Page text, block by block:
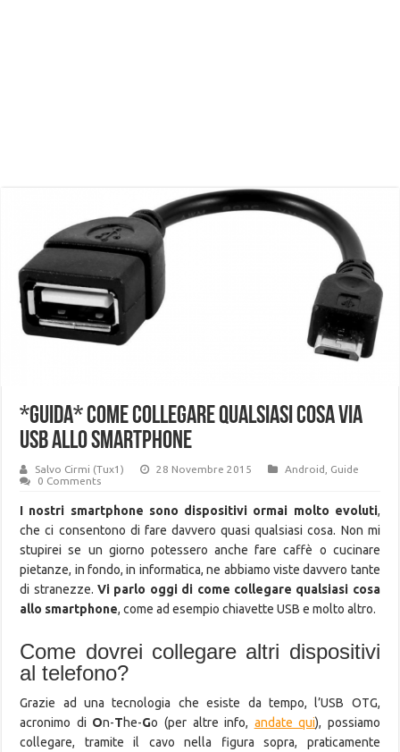
*GUIDA* Come collegare qualsiasi cosa via
USB allo smartphone
Salvo Cirmi (Tux1) 28 Novembre 2015 Android
Guide
0 Comments
I nostri smartphone sono dispositivi ormai molto evoluti,
che ci consentono di fare davvero quasi qualsiasi cosa. Non mi
stupirei se un giorno potessero anche fare caffè o cucinare
pietanze, in fondo, in informatica, ne abbiamo viste davvero tante
di stranezze.Vi parlo oggi di come collegare qualsiasi cosa
allo smartphone, come ad esempio chiavette USB e molto altro.
Come dovrei collegare altri dispositivi
al telefono?
Grazie ad una tecnologia che esiste da tempo, l’USB OTG,
acronimo di On-The-Go (per altre info, andate qui), possiamo
collegare, tramite il cavo nella figura sopra, praticamente